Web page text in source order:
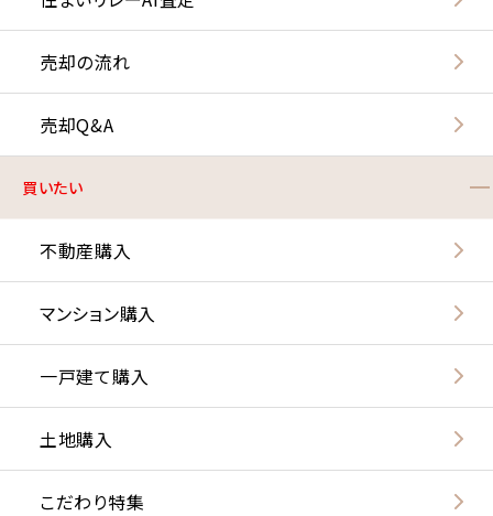
売却の流れ
売却Q&A
買いたい
不動産購入
マンション購入
一戸建て購入
土地購入
こだわり特集